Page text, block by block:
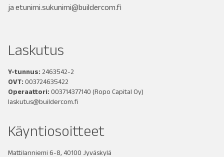
ja etunimi.sukunimi@buildercom.fi
Laskutus
Y-tunnus: 2463542-2
OVT: 003724635422
Operaattori: 003714377140 (Ropo Capital Oy)
laskutus@buildercom.fi
Käyntiosoitteet
Mattilanniemi 6-8, 40100 Jyväskylä